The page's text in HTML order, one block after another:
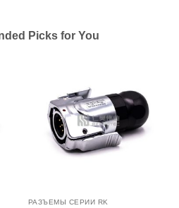
Picks for You
РАЗЪЕМЫ СЕРИИ RK